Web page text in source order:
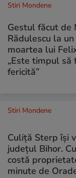
Stiri Mondene
Gestul făcut de
Rădulescu la
moartea lui
„Este timpul să
fericită”
Stiri Mondene
Culiță Sterp își
județul Bihor.
costă
minute de